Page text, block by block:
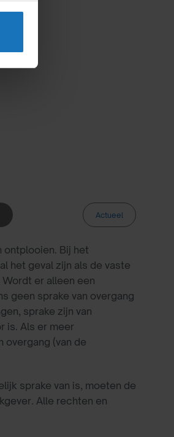
Actueel
Bij het
het geval zijn als de vaste
er alleen een
geen sprake van overgang
sprake zijn van
is. Als er meer
overgang (van de
sprake van is, moeten de
Alle rechten en